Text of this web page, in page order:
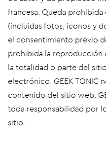
francesa. Queda
(incluidas fotos, iconos y
el consentimiento previo
prohibida la
la totalidad o parte del
electrónico. GEEK TONIC
contenido del sitio web.
toda responsabilidad por
sitio.